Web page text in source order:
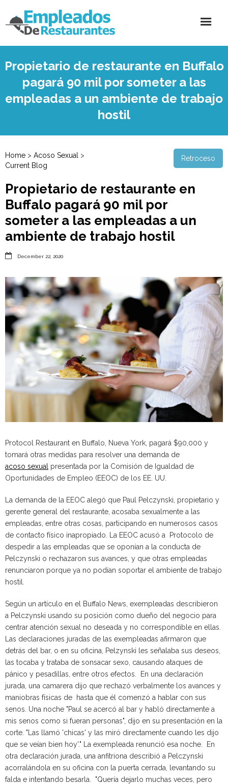
Propietario de restaurante en Buffalo
pagará 90 mil por someter a las
empleadas a un ambiente de trabajo
hostil
Home > Acoso Sexual
>
Current Blog
Retroceso
Propietario de restaurante en
Buffalo pagará 90 mil por
someter a las empleadas a un
ambiente de trabajo hostil
 December 22, 2020
Protocol Restaurant en Buffalo, Nueva York, pagará $90,000 y
tomará otras medidas para resolver una demanda de
acoso sexual
presentada por la Comisión de Igualdad de
Oportunidades de Empleo (EEOC) de los EE. UU.
La demanda de la EEOC alegó que Paul Pelczynski, propietario y
gerente general del restaurante, acosaba sexualmente a las
empleadas, entre otras cosas, participando en numerosos casos
de contacto físico inapropiado. La EEOC acusó a Protocolo de
despedir a las empleadas que se oponían a la conducta de
Pelczynski o rechazaron sus avances, y que otras empleadas
renunciaron porque ya no podían soportar el ambiente de trabajo
hostil.
Según un artículo en el Buffalo News, exempleadas describieron
a Pelczynski usando su posición como dueño del negocio para
centrar atención sexual no deseada y no correspondible en ellas.
Las declaraciones juradas de las exempleadas afirmaron que
detrás del bar, o en su oficina, Pelzynski les señalaba sus deseos,
las tocaba y trataba de sonsacar sexo, causando ataques de
pánico y pesadillas, entre otros efectos. En una declaración
jurada, una camarera dijo que rechazó verbalmente los avances y
maniobras físicas de hasta que él comenzó a hablar con sus
senos. Una noche "Paul se acercó al bar y habló directamente a
mis senos como si fueran personas", dijo en su presentación en la
corte. "Las llamó 'chicas' y las miró directamente cuando les dijo
que se veían bien hoy'." La exempleada renunció esa noche. En
otra declaración jurada, una anfitriona describió a Pelczynski
acorralándola en su oficina con la puerta cerrada, levantando su
falda e intentando besarla. "Quería dejarlo muchas veces, pero